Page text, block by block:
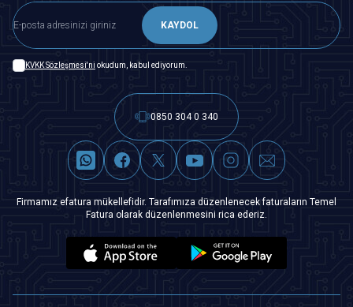
KAYDOL
KVKK Sözleşmesi'ni okudum, kabul ediyorum.
0850 304 0 340
Firmamız efatura mükellefidir. Tarafımıza düzenlenecek faturaların Temel
Fatura olarak düzenlenmesini rica ederiz.